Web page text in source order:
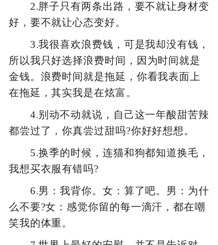
2.胖子只有两条出路，要不就让身材变
好，要不就让心态变好。
3.我很喜欢浪费钱，可是我却没有钱，
所以我只好选择浪费时间，因为时间就是
金钱。浪费时间就是拖延，你看我表面上
在拖延，其实我是在炫富。
4.别动不动就说，自己这一年酸甜苦辣
都尝过了，你真尝过甜吗?你好好想想。
5.换季的时候，连猫和狗都知道换毛，
我想买衣服有错吗?
6.男：我背你。女：算了吧。男：为什
么不要?女：感觉你留的每一滴汗，都在嘲
笑我的体重。